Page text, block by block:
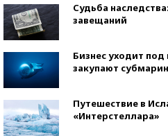
Судьба
завещаний
Бизнес уходит
закупают
Путешествие в
«Интерстеллара»